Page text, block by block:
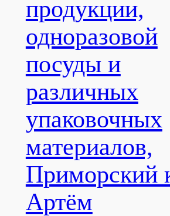
продукции,
одноразовой
посуды и
различных
упаковочных
материалов,
Приморский
Артём